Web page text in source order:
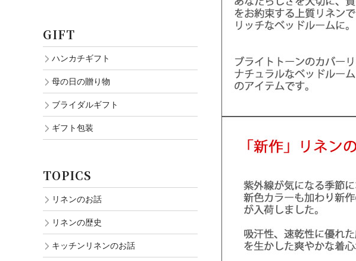
GIFT
ハンカチギフト
母の日の贈り物
ブライダルギフト
ギフト包装
TOPICS
リネンのお話
リネンの歴史
キッチンリネンのお話